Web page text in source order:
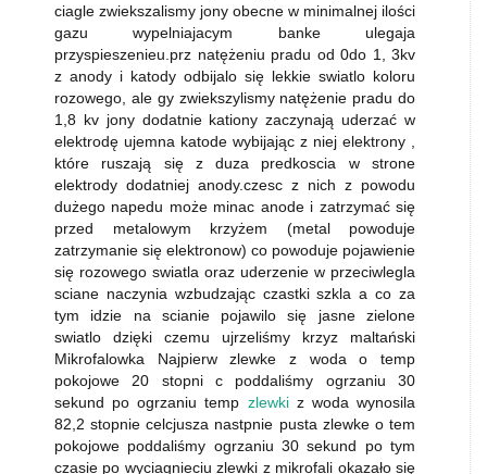
ciagle zwiekszalismy jony obecne w minimalnej ilości
gazu wypelniajacym banke ulegaja
przyspieszenieu.prz natężeniu pradu od 0do 1, 3kv
z anody i katody odbijalo się lekkie swiatlo koloru
rozowego, ale gy zwiekszylismy natężenie pradu do
1,8 kv jony dodatnie kationy zaczynają uderzać w
elektrodę ujemna katode wybijając z niej elektrony ,
które ruszają się z duza predkoscia w strone
elektrody dodatniej anody.czesc z nich z powodu
dużego napedu może minac anode i zatrzymać się
przed metalowym krzyżem (metal powoduje
zatrzymanie się elektronow) co powoduje pojawienie
się rozowego swiatla oraz uderzenie w przeciwlegla
sciane naczynia wzbudzając czastki szkla a co za
tym idzie na scianie pojawilo się jasne zielone
swiatlo dzięki czemu ujrzeliśmy krzyz maltański
Mikrofalowka Najpierw zlewke z woda o temp
pokojowe 20 stopni c poddaliśmy ogrzaniu 30
sekund po ogrzaniu temp zlewkiz woda wynosila
82,2 stopnie celcjusza nastpnie pusta zlewke o tem
pokojowe poddaliśmy ogrzaniu 30 sekund po tym
czasie po wyciagnieciu zlewki z mikrofali okazało się